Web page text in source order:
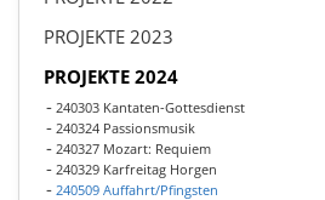
PROJEKTE 2023
PROJEKTE 2024
240303 Kantaten-Gottesdienst
240324 Passionsmusik
240327 Mozart: Requiem
240329 Karfreitag Horgen
240509 Auffahrt/Pfingsten